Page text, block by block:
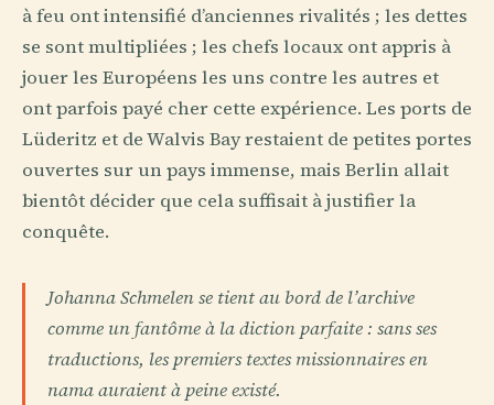
à feu ont intensifié d’anciennes rivalités ; les dettes
se sont multipliées ; les chefs locaux ont appris à
jouer les Européens les uns contre les autres et
ont parfois payé cher cette expérience. Les ports de
Lüderitz et de Walvis Bay restaient de petites portes
ouvertes sur un pays immense, mais Berlin allait
bientôt décider que cela suffisait à justifier la
conquête.
Johanna Schmelen se tient au bord de l’archive
comme un fantôme à la diction parfaite : sans ses
traductions, les premiers textes missionnaires en
nama auraient à peine existé.